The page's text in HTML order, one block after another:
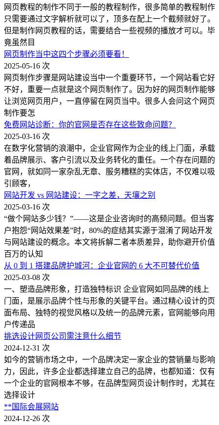
网页教程的制作不同于一般的教程制作，很多简单的教程制作
只需要通过文字解析就可以了，顶多在配上一个截频就好了。
但是制作网页教程的话，需要结合一些视频的播放才可以。毕
竟虽然目
网页制作当中这四个步骤必须要看！
2025-05-16 次
网页制作步骤是网站建设当中一个重要环节，一个网站看它好
不好，重要一点就是这个网页制作了。因为好的网页制作能够
让浏览网页用户，一直停留在网页当中。很多人会问这个网页
制作要怎
免费网站诊断：你的官网是否存在这些致命问题？
2025-03-16 次
在数字化营销的浪潮中，企业官网作为企业的线上门面，承载
着品牌展示、客户引流以及业务转化的重任。一个存在问题的
官网，就如同一家杂乱无章、服务糟糕的实体店，不仅难以吸
引顾客，
网站开发 vs 网站建设：一字之差，天壤之别
2025-03-16 次
“做个网站多少钱？”——这是企业咨询时的高频问题。但当客
户抱怨“网站效果差”时，80%的症结其实源于混淆了网站开发
与网站建设的概念。本文将拆解二者本质差异，助你避开价值
百万的认知
从 0 到 1 搭建品牌护城河：企业官网的 6 大不可替代价值
2025-03-08 次
一、塑造品牌形象，打造独特标识 企业官网如同品牌的线上
门面，是展示品牌个性与形象的关键平台。通过精心设计的页
面布局、独特的视觉风格以及统一的品牌元素，官网能够向用
户传递品
挑选设计网页公司需注意什么细节
2024-12-31 次
如今的营销市场之中，一个品牌决定一家企业的营销量与影响
力，因此，许多企业都选择建立自己的品牌，也都知道：仅有
一个企业的官网根本不够，在品牌型网页设计制作时，尤其在
选择设计
**国际会展网站
2024-12-26 次